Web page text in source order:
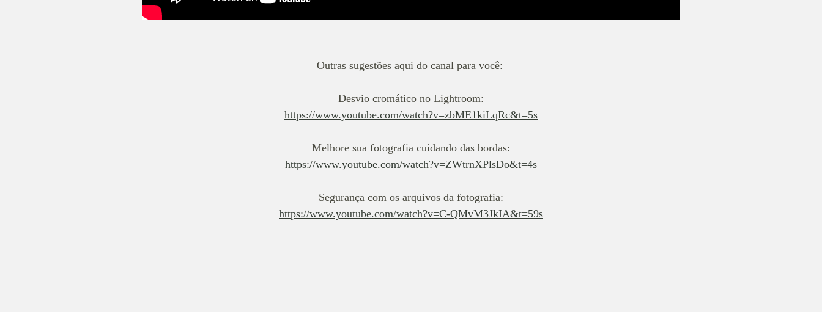
Outras sugestões aqui do canal para você:
Desvio cromático no Lightroom:
https://www.youtube.com/watch?v=zbME1kiLqRc&t=5s
Melhore sua fotografia cuidando das bordas:
https://www.youtube.com/watch?v=ZWtrnXPlsDo&t=4s
Segurança com os arquivos da fotografia:
https://www.youtube.com/watch?v=C-QMvM3JkIA&t=59s